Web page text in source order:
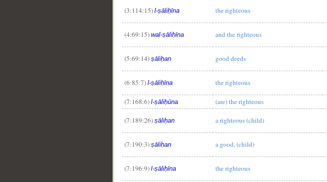
(3:114:15) l-ṣāliḥīna the righteous
(4:69:15) wal-ṣāliḥīna and the righteous
(5:69:14) ṣāliḥan good deeds
(6:85:7) l-ṣāliḥīna the righteous
(7:168:6) l-ṣāliḥūna (are) the righteous
(7:189:26) ṣāliḥan a righteous (child)
(7:190:3) ṣāliḥan a good, (child)
(7:196:9) l-ṣāliḥīna the righteous